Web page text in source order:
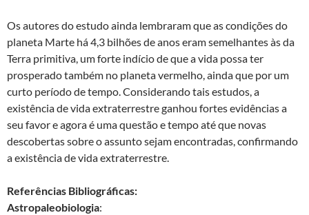
Os autores do estudo ainda lembraram que as condições do
planeta Marte há 4,3 bilhões de anos eram semelhantes às da
Terra primitiva, um forte indício de que a vida possa ter
prosperado também no planeta vermelho, ainda que por um
curto período de tempo. Considerando tais estudos, a
existência de vida extraterrestre ganhou fortes evidências a
seu favor e agora é uma questão e tempo até que novas
descobertas sobre o assunto sejam encontradas, confirmando
a existência de vida extraterrestre.
Referências Bibliográficas:
Astropaleobiologia: